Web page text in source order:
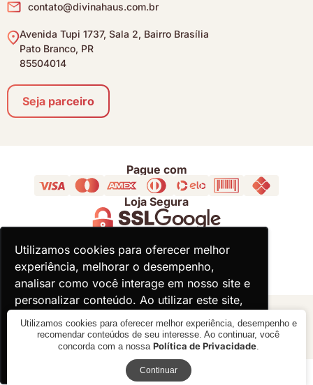
Utilizamos cookies para oferecer melhor
experiência, melhorar o desempenho,
analisar como você interage em nosso site e
personalizar conteúdo. Ao utilizar este site,
você concorda com o uso de cookies.
Utilizamos cookies para oferecer melhor
experiência, melhorar o desempenho,
analisar como você interage em nosso site e
personalizar conteúdo. Ao utilizar este site,
você concorda com o uso de cookies.
Receba novidades
contato@divinahaus.com.br
Avenida Tupi 1737, Sala 2, Bairro Brasília
Pato Branco, PR
85504014
Seja parceiro
Pague com
Loja Segura
Acompanhe
© 2000 - 2026 - Divina Haus - CNPJ: 18.930.821/0001-92
Utilizamos cookies para oferecer melhor experiência, desempenho e
recomendar conteúdos de seu interesse. Ao continuar, você
concorda com a nossa Política de Privacidade.
Continuar
Verificada por